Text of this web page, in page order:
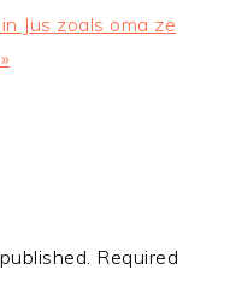
Jus zoals oma ze
Required